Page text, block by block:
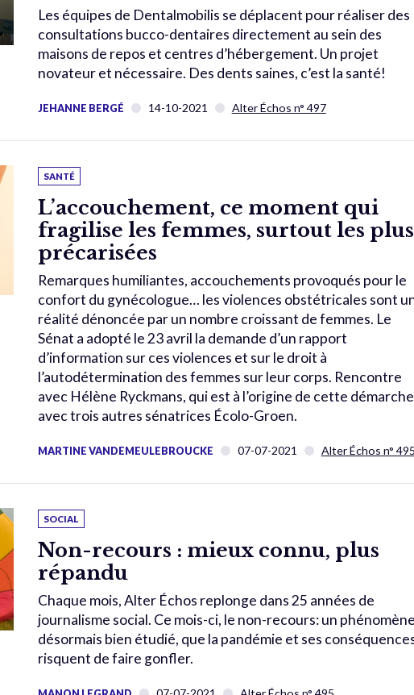
Les équipes de Dentalmobilis se déplacent pour réaliser des
consultations bucco-dentaires directement au sein des
maisons de repos et centres d’hébergement. Un projet
novateur et nécessaire. Des dents saines, c’est la santé!
JEHANNE BERGÉ 14-10-2021 Alter Échos n° 497
SANTÉ
L’accouchement, ce moment qui
fragilise les femmes, surtout les plus
précarisées
Remarques humiliantes, accouchements provoqués pour le
confort du gynécologue… les violences obstétricales sont
réalité dénoncée par un nombre croissant de femmes. Le
Sénat a adopté le 23 avril la demande d’un rapport
d’information sur ces violences et sur le droit à
l’autodétermination des femmes sur leur corps. Rencontre
avec Hélène Ryckmans, qui est à l’origine de cette démarche
avec trois autres sénatrices Écolo-Groen.
MARTINE VANDEMEULEBROUCKE 07-07-2021 Alter Échos n°
SOCIAL
Non-recours : mieux connu, plus
répandu
Chaque mois, Alter Échos replonge dans 25 années de
journalisme social. Ce mois-ci, le non-recours: un
désormais bien étudié, que la pandémie et ses
risquent de faire gonfler.